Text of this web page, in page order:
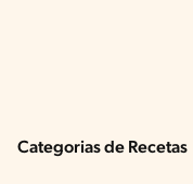
Categorias de Recetas